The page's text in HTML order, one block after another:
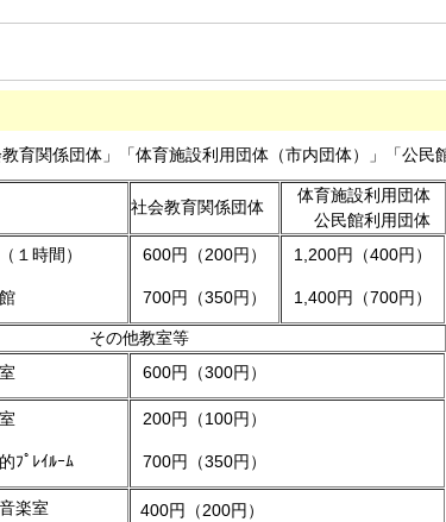
育関係団体」「体育施設利用団体（市内団体）」「公民
社会教育関係団体
体育施設利用団体
公民館利用団体
１時間） 600円（200円）
700円（350円）
1,200円（400円）
1,400円（700円）
その他教室等
600円（300円）
ﾌﾟﾚｲﾙｰﾑ
200円（100円）
700円（350円）
楽室
400円（200円）